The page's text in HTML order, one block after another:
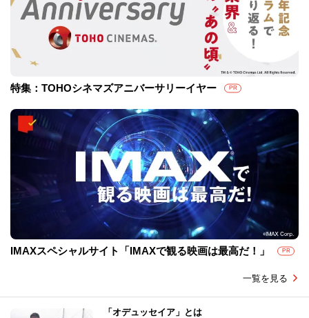
特集：TOHOシネマズアニバーサリーイヤー PR
IMAXスペシャルサイト「IMAXで観る映画は最高だ！」 PR
一覧を見る
「オデュッセイア」とは